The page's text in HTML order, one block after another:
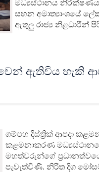
මධ්‍යස්ථානය නිරීක්ෂණය
සහන අමාත්‍යාංශයේ
ඇතුලු රාජ්‍ය නිළධාරීන්
ඇතිවිය හැකි
ගම්පහ දිස්ත්‍රික් ආපදා
කළමනාකරණ
මහත්වරුන්ගේ
පැවැත්විණි. නිරිත දිග